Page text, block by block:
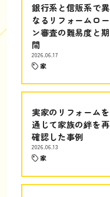
銀行系と信販系で異
なるリフォームロー
ン審査の難易度と期
間
2026.06.17
家
実家のリフォームを
通じて家族の絆を再
確認した事例
2026.06.13
家